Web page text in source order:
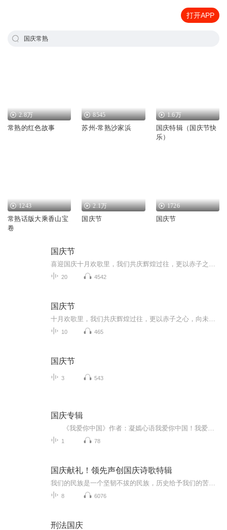
打开APP
国庆常熟
2.8万
常熟的红色故事
8545
苏州-常熟沙家浜
1.6万
国庆特辑（国庆节快
乐）
1243
常熟话版大乘香山宝
卷
2.1万
国庆节
1726
国庆节
国庆节
20 4542
国庆节
10 465
国庆节
3 543
国庆专辑
1 78
国庆献礼！领先声创国庆诗歌特辑
8 6076
刑法国庆